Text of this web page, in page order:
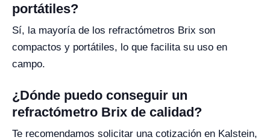
portátiles?
Sí, la mayoría de los refractómetros Brix son
compactos y portátiles, lo que facilita su uso en
campo.
¿Dónde puedo conseguir un
refractómetro Brix de calidad?
Te recomendamos solicitar una cotización en Kalstein,